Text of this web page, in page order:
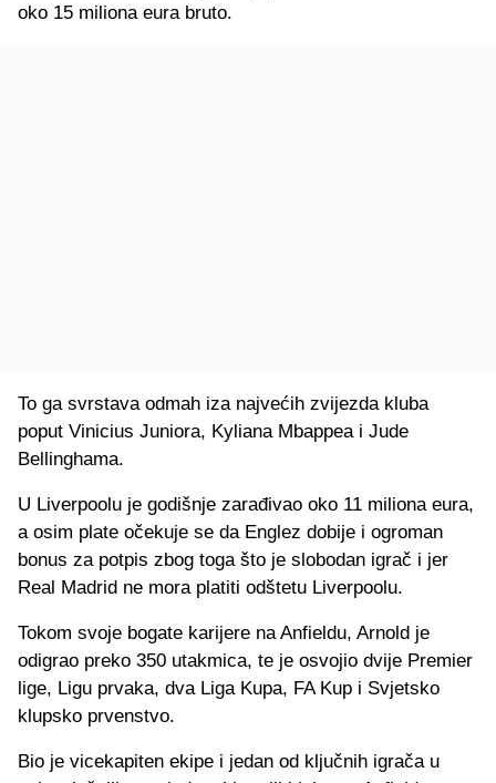
oko 15 miliona eura bruto.
To ga svrstava odmah iza najvećih zvijezda kluba
poput Vinicius Juniora, Kyliana Mbappea i Jude
Bellinghama.
U Liverpoolu je godišnje zarađivao oko 11 miliona eura,
a osim plate očekuje se da Englez dobije i ogroman
bonus za potpis zbog toga što je slobodan igrač i jer
Real Madrid ne mora platiti odštetu Liverpoolu.
Tokom svoje bogate karijere na Anfieldu, Arnold je
odigrao preko 350 utakmica, te je osvojio dvije Premier
lige, Ligu prvaka, dva Liga Kupa, FA Kup i Svjetsko
klupsko prvenstvo.
Bio je vicekapiten ekipe i jedan od ključnih igrača u